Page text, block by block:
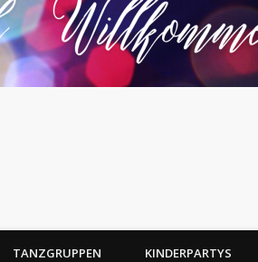
TANZGRUPPEN KINDERPARTYS